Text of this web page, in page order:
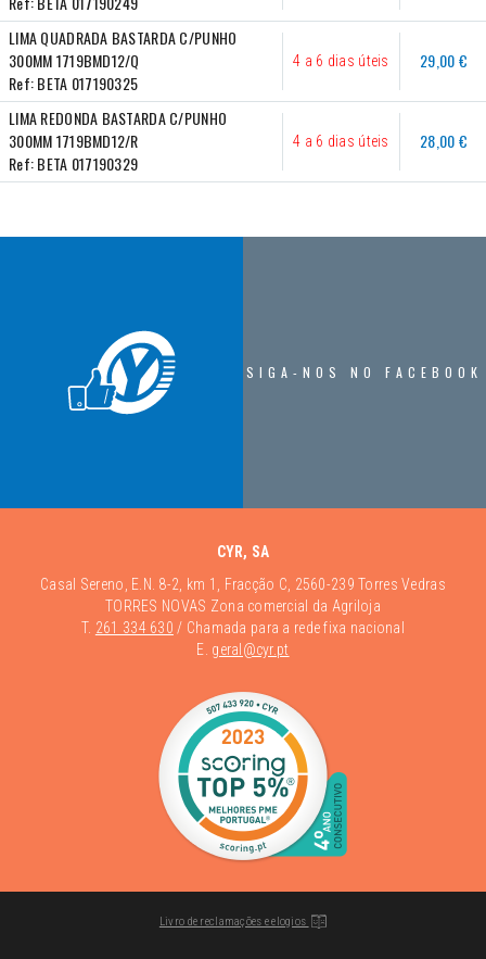
LIMA QUADRADA BASTARDA C/PUNHO
300MM 1719BMD12/Q
Ref:BETA 017190325
4 a 6 dias úteis 29,00 €
LIMA REDONDA BASTARDA C/PUNHO
300MM 1719BMD12/R
Ref:BETA 017190329
4 a 6 dias úteis 28,00 €
SIGA-NOS NO FACEBOOK
CYR, SA
Casal Sereno, E.N. 8-2, km 1, Fracção C, 2560-239 Torres Vedras
TORRES NOVAS Zona comercial da Agriloja
T. 261 334 630 / Chamada para a rede fixa nacional
E. geral@cyr.pt
Livro de reclamações e elogios